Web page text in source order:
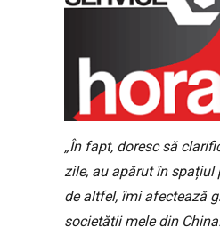
„În fapt, doresc să
zile, au apărut în spațiul
de altfel, îmi afectează
societății mele din China.